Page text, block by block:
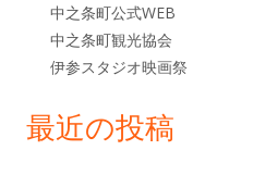
中之条町公式WEB
中之条町観光協会
伊参スタジオ映画祭
最近の投稿